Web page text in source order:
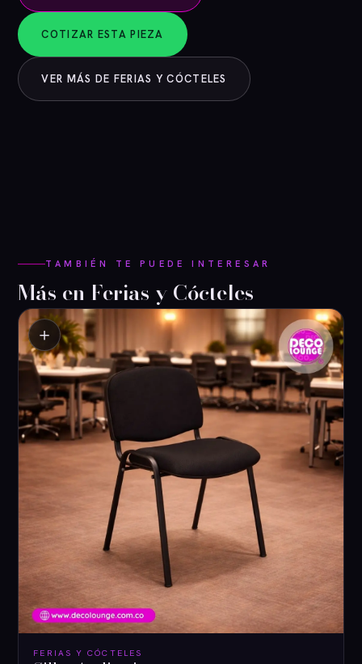
COTIZAR ESTA PIEZA
VER MÁS DE FERIAS Y CÓCTELES
TAMBIÉN TE PUEDE INTERESAR
Más en Ferias y Cócteles
FERIAS Y CÓCTELES
＋